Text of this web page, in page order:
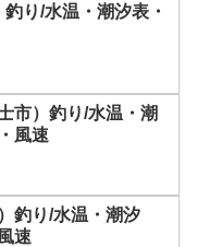
り/水温・潮汐表・
市）釣り/水温・潮
風速
釣り/水温・潮汐
速